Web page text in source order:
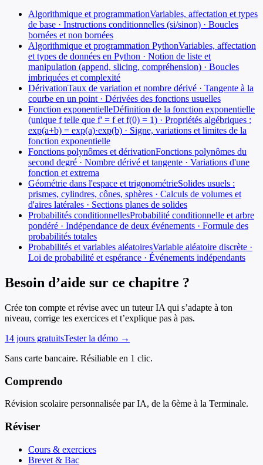
Algorithmique et programmationVariables, affectation et types
de base · Instructions conditionnelles (si/sinon) · Boucles
bornées et non bornées
Algorithmique et programmation PythonVariables, affectation
et types de données en Python · Notion de liste et
manipulation (append, slicing, compréhension) · Boucles
imbriquées et complexité
DérivationTaux de variation et nombre dérivé · Tangente à la
courbe en un point · Dérivées des fonctions usuelles
Fonction exponentielleDéfinition de la fonction exponentielle
(unique f telle que f' = f et f(0) = 1) · Propriétés algébriques :
exp(a+b) = exp(a)·exp(b) · Signe, variations et limites de la
fonction exponentielle
Fonctions polynômes et dérivationFonctions polynômes du
second degré · Nombre dérivé et tangente · Variations d'une
fonction et extrema
Géométrie dans l'espace et trigonométrieSolides usuels :
prismes, cylindres, cônes, sphères · Calculs de volumes et
d'aires latérales · Sections planes de solides
Probabilités conditionnellesProbabilité conditionnelle et arbre
pondéré · Indépendance de deux événements · Formule des
probabilités totales
Probabilités et variables aléatoiresVariable aléatoire discrète ·
Loi de probabilité et espérance · Événements indépendants
Besoin d’aide sur ce chapitre ?
Crée ton compte et révise avec un tuteur IA qui s’adapte à ton
niveau, corrige tes exercices et t’explique pas à pas.
14 jours gratuitsTester la démo →
Sans carte bancaire. Résiliable en 1 clic.
Comprendo
Révision scolaire personnalisée par IA, de la 6ème à la Terminale.
Réviser
Cours & exercices
Brevet & Bac